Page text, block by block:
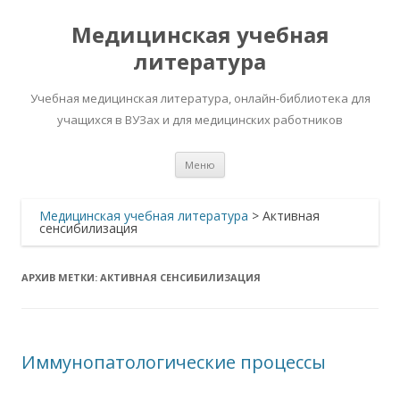
Медицинская учебная
литература
Учебная медицинская литература, онлайн-библиотека для
учащихся в ВУЗах и для медицинских работников
Меню
Медицинская учебная литература > Активная
сенсибилизация
АРХИВ МЕТКИ: АКТИВНАЯ СЕНСИБИЛИЗАЦИЯ
Иммунопатологические процессы